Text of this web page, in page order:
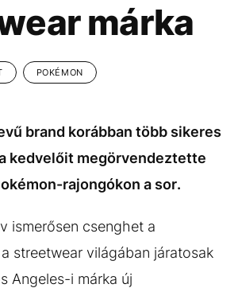
DESIGN
ARCOK
márka
POKÉMON
brand korábban több sikeres
kedvelőit megörvendeztette
rajongókon a sor.
ismerősen csenghet a
streetwear világában járatosak
Angeles-i márka új